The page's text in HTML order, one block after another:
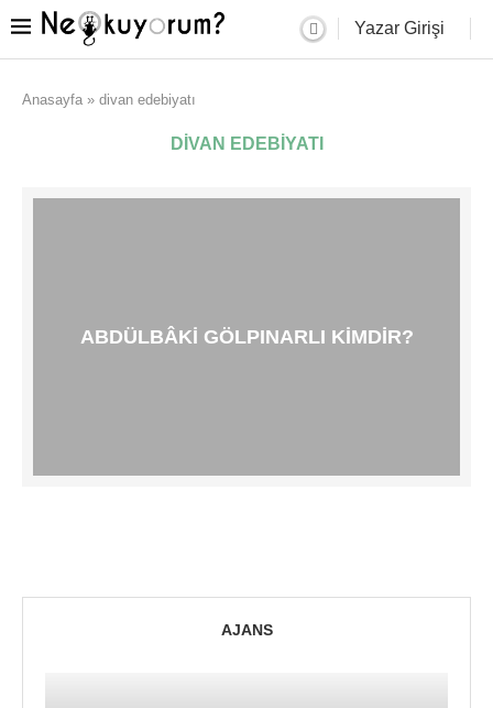
Yazar Girişi
Anasayfa » divan edebiyatı
DIVAN EDEBIYATI
ABDÜLBÂKI GÖLPINARLI KIMDIR?
AJANS